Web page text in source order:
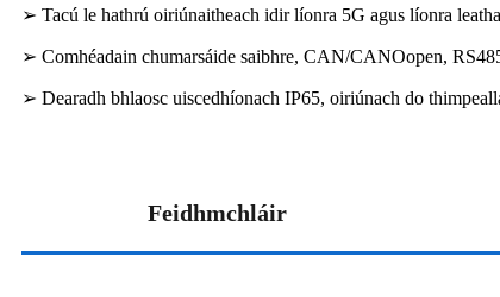
➢ Tacú le hathrú oiriúnaitheach idir líonra 5G agus líonra
➢ Comhéadain chumarsáide saibhre, CAN/CANOopen,
➢ Dearadh bhlaosc uiscedhíonach IP65, oiriúnach do
Feidhmchláir